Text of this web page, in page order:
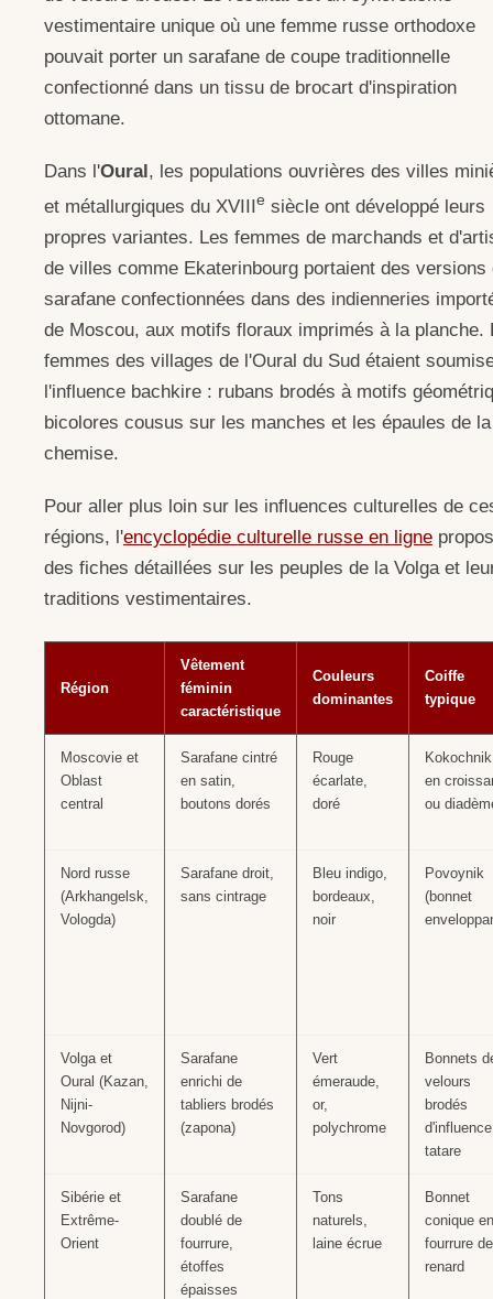
vestimentaire unique où une femme russe orthodoxe
pouvait porter un sarafane de coupe traditionnelle
confectionné dans un tissu de brocart d'inspiration
ottomane.
Dans l'Oural, les populations ouvrières des villes
et métallurgiques du XVIIIe siècle ont développé leurs
propres variantes. Les femmes de marchands et
de villes comme Ekaterinbourg portaient des versions
sarafane confectionnées dans des indienneries
de Moscou, aux motifs floraux imprimés à la planche.
femmes des villages de l'Oural du Sud étaient
l'influence bachkire : rubans brodés à motifs
bicolores cousus sur les manches et les épaules de la
chemise.
Pour aller plus loin sur les influences culturelles de
régions, l'encyclopédie culturelle russe en ligne
des fiches détaillées sur les peuples de la Volga et
traditions vestimentaires.
Région
Vêtement
féminin
caractéristique
Couleurs
dominantes
Coiffe
typique
Moscovie et
Oblast
central
Sarafane cintré
en satin,
boutons dorés
Rouge
écarlate,
doré
Kokochnik
en
ou
Nord russe
(Arkhangelsk,
Vologda)
Sarafane droit,
sans cintrage
Bleu indigo,
bordeaux,
noir
Povoynik
(bonnet
Volga et
Oural (Kazan,
Nijni-
Novgorod)
Sarafane
enrichi de
tabliers brodés
(zapona)
Vert
émeraude,
or,
polychrome
Bonnets
velours
brodés
d'influence
tatare
Sibérie et
Extrême-
Orient
Sarafane
doublé de
fourrure,
étoffes
épaisses
Tons
naturels,
laine écrue
Bonnet
conique en
fourrure de
renard